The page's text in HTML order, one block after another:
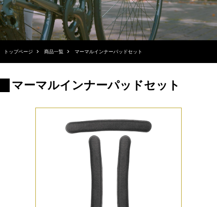
トップページ 商品一覧 マーマルインナーパッドセット
マーマルインナーパッドセット